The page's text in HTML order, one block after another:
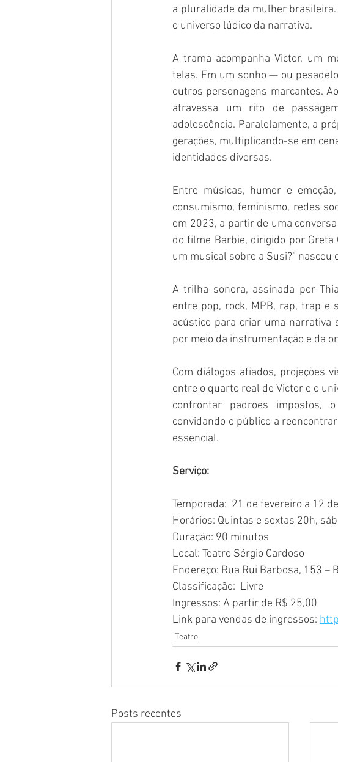
a pluralidade da mulher
o universo lúdico da narrativa.
A trama acompanha Victor, um
telas. Em um sonho — ou
outros personagens marcantes.
atravessa um rito de
adolescência. Paralelamente, a
gerações, multiplicando-se em
identidades diversas.
Entre músicas, humor e
consumismo, feminismo, redes
em 2023, a partir de uma
do filme Barbie, dirigido por Greta
um musical sobre a Susi?” nasceu
A trilha sonora, assinada por
entre pop, rock, MPB, rap, trap e
acústico para criar uma narrativa
por meio da instrumentação e da
Com diálogos afiados, projeções
entre o quarto real de Victor e o
confrontar padrões impostos,
convidando o público a
essencial.
Serviço:
Temporada:  21 de fevereiro a 12
Horários: Quintas e sextas 20h,
Duração: 90 minutos
Local: Teatro Sérgio Cardoso
Endereço: Rua Rui Barbosa, 153 –
Classificação:  Livre
Ingressos: A partir de R$ 25,00
Link para vendas de ingressos:
Teatro
Posts recentes